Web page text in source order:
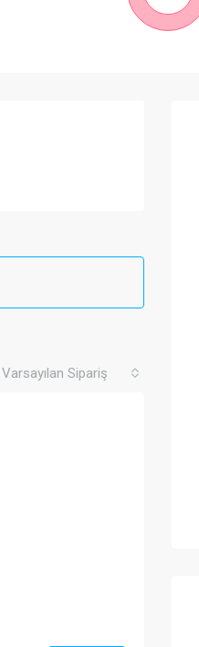
Varsayılan Sipariş